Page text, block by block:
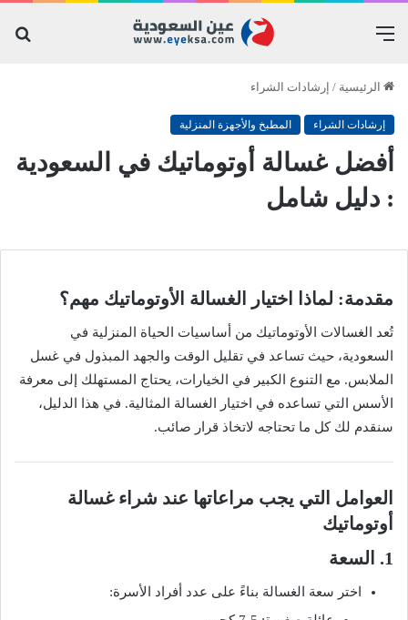
القائمة
الرئيسية / إرشادات الشراء
إرشادات الشراء المطبخ والأجهزة المنزلية
أفضل غسالة أوتوماتيك في السعودية
: دليل شامل
مقدمة: لماذا اختيار الغسالة الأوتوماتيك مهم؟
تُعد الغسالات الأوتوماتيك من أساسيات الحياة المنزلية في
السعودية، حيث تساعد في تقليل الوقت والجهد المبذول في غسل
الملابس. مع التنوع الكبير في الخيارات، يحتاج المستهلك إلى معرفة
الأسس التي تساعده في اختيار الغسالة المثالية. في هذا الدليل،
سنقدم لك كل ما تحتاجه لاتخاذ قرار صائب.
العوامل التي يجب مراعاتها عند شراء غسالة
أوتوماتيك
1. السعة
اختر سعة الغسالة بناءً على عدد أفراد الأسرة: